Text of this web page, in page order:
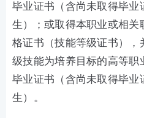
毕业证书（含尚未取得毕业
生）；或取得本职业或相关
格证书（技能等级证书），
级技能为培养目标的高等职
毕业证书（含尚未取得毕业
生）。